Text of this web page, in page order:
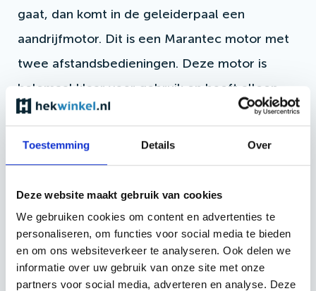
Toestemming Details Over
Deze website maakt gebruik van cookies
We gebruiken cookies om content en advertenties te
personaliseren, om functies voor social media te bieden
en om ons websiteverkeer te analyseren. Ook delen we
informatie over uw gebruik van onze site met onze
partners voor social media, adverteren en analyse. Deze
gaat, dan komt in de geleiderpaal een
aandrijfmotor. Dit is een Marantec motor met
twee afstandsbedieningen. Deze motor is
helemaal klaar voor gebruik en hoeft alleen
aangesloten te worden op een voeding. Ook
krijg je er twee fotocellen bij die ervoor
zorgen dat de poort niet dicht gaat als er
vangpaal en de geleiderpaal.